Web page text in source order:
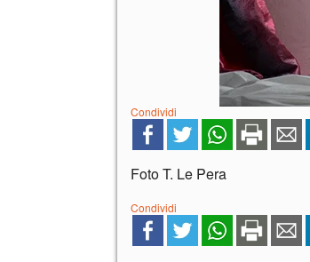
Condividi
Foto T. Le Pera
Condividi